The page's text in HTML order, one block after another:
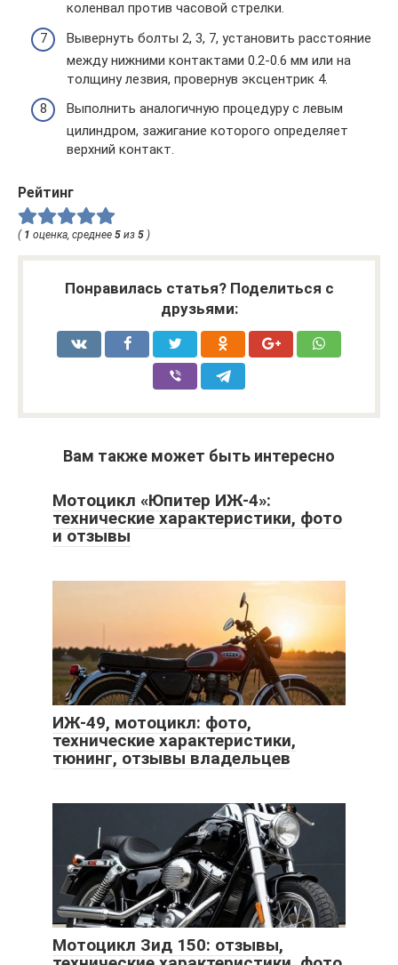
коленвал против часовой стрелки.
Вывернуть болты 2, 3, 7, установить расстояние
между нижними контактами 0.2-0.6 мм или на
толщину лезвия, провернув эксцентрик 4.
Выполнить аналогичную процедуру с левым
цилиндром, зажигание которого определяет
верхний контакт.
Рейтинг
( 1 оценка, среднее 5 из 5 )
Понравилась статья? Поделиться с
друзьями:
Вам также может быть интересно
Мотоцикл «Юпитер ИЖ-4»:
технические характеристики, фото
и отзывы
ИЖ-49, мотоцикл: фото,
технические характеристики,
тюнинг, отзывы владельцев
Мотоцикл Зид 150: отзывы,